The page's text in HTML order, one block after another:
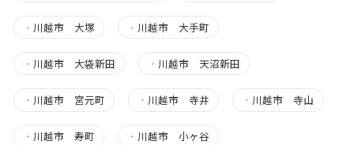
・ 川越市 大塚 ・ 川越市 大手町
・ 川越市 大袋新田 ・ 川越市 天沼新田
・ 川越市 宮元町 ・ 川越市 寺井 ・ 川越市 寺山
・ 川越市 寿町 ・ 川越市 小ヶ谷